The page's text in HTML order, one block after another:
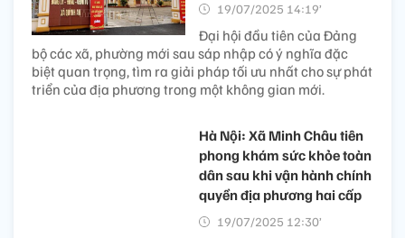
19/07/2025 14:19’
Đại hội đầu tiên của Đảng
bộ các xã, phường mới sau sáp nhập có ý nghĩa đặc
biệt quan trọng, tìm ra giải pháp tối ưu nhất cho sự phát
triển của địa phương trong một không gian mới.
Hà Nội: Xã Minh Châu tiên
phong khám sức khỏe toàn
dân sau khi vận hành chính
quyền địa phương hai cấp
19/07/2025 12:30’